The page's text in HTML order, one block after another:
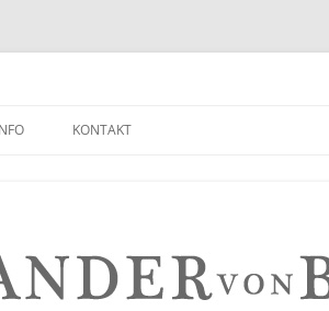
NETZWERK
KONTAKT